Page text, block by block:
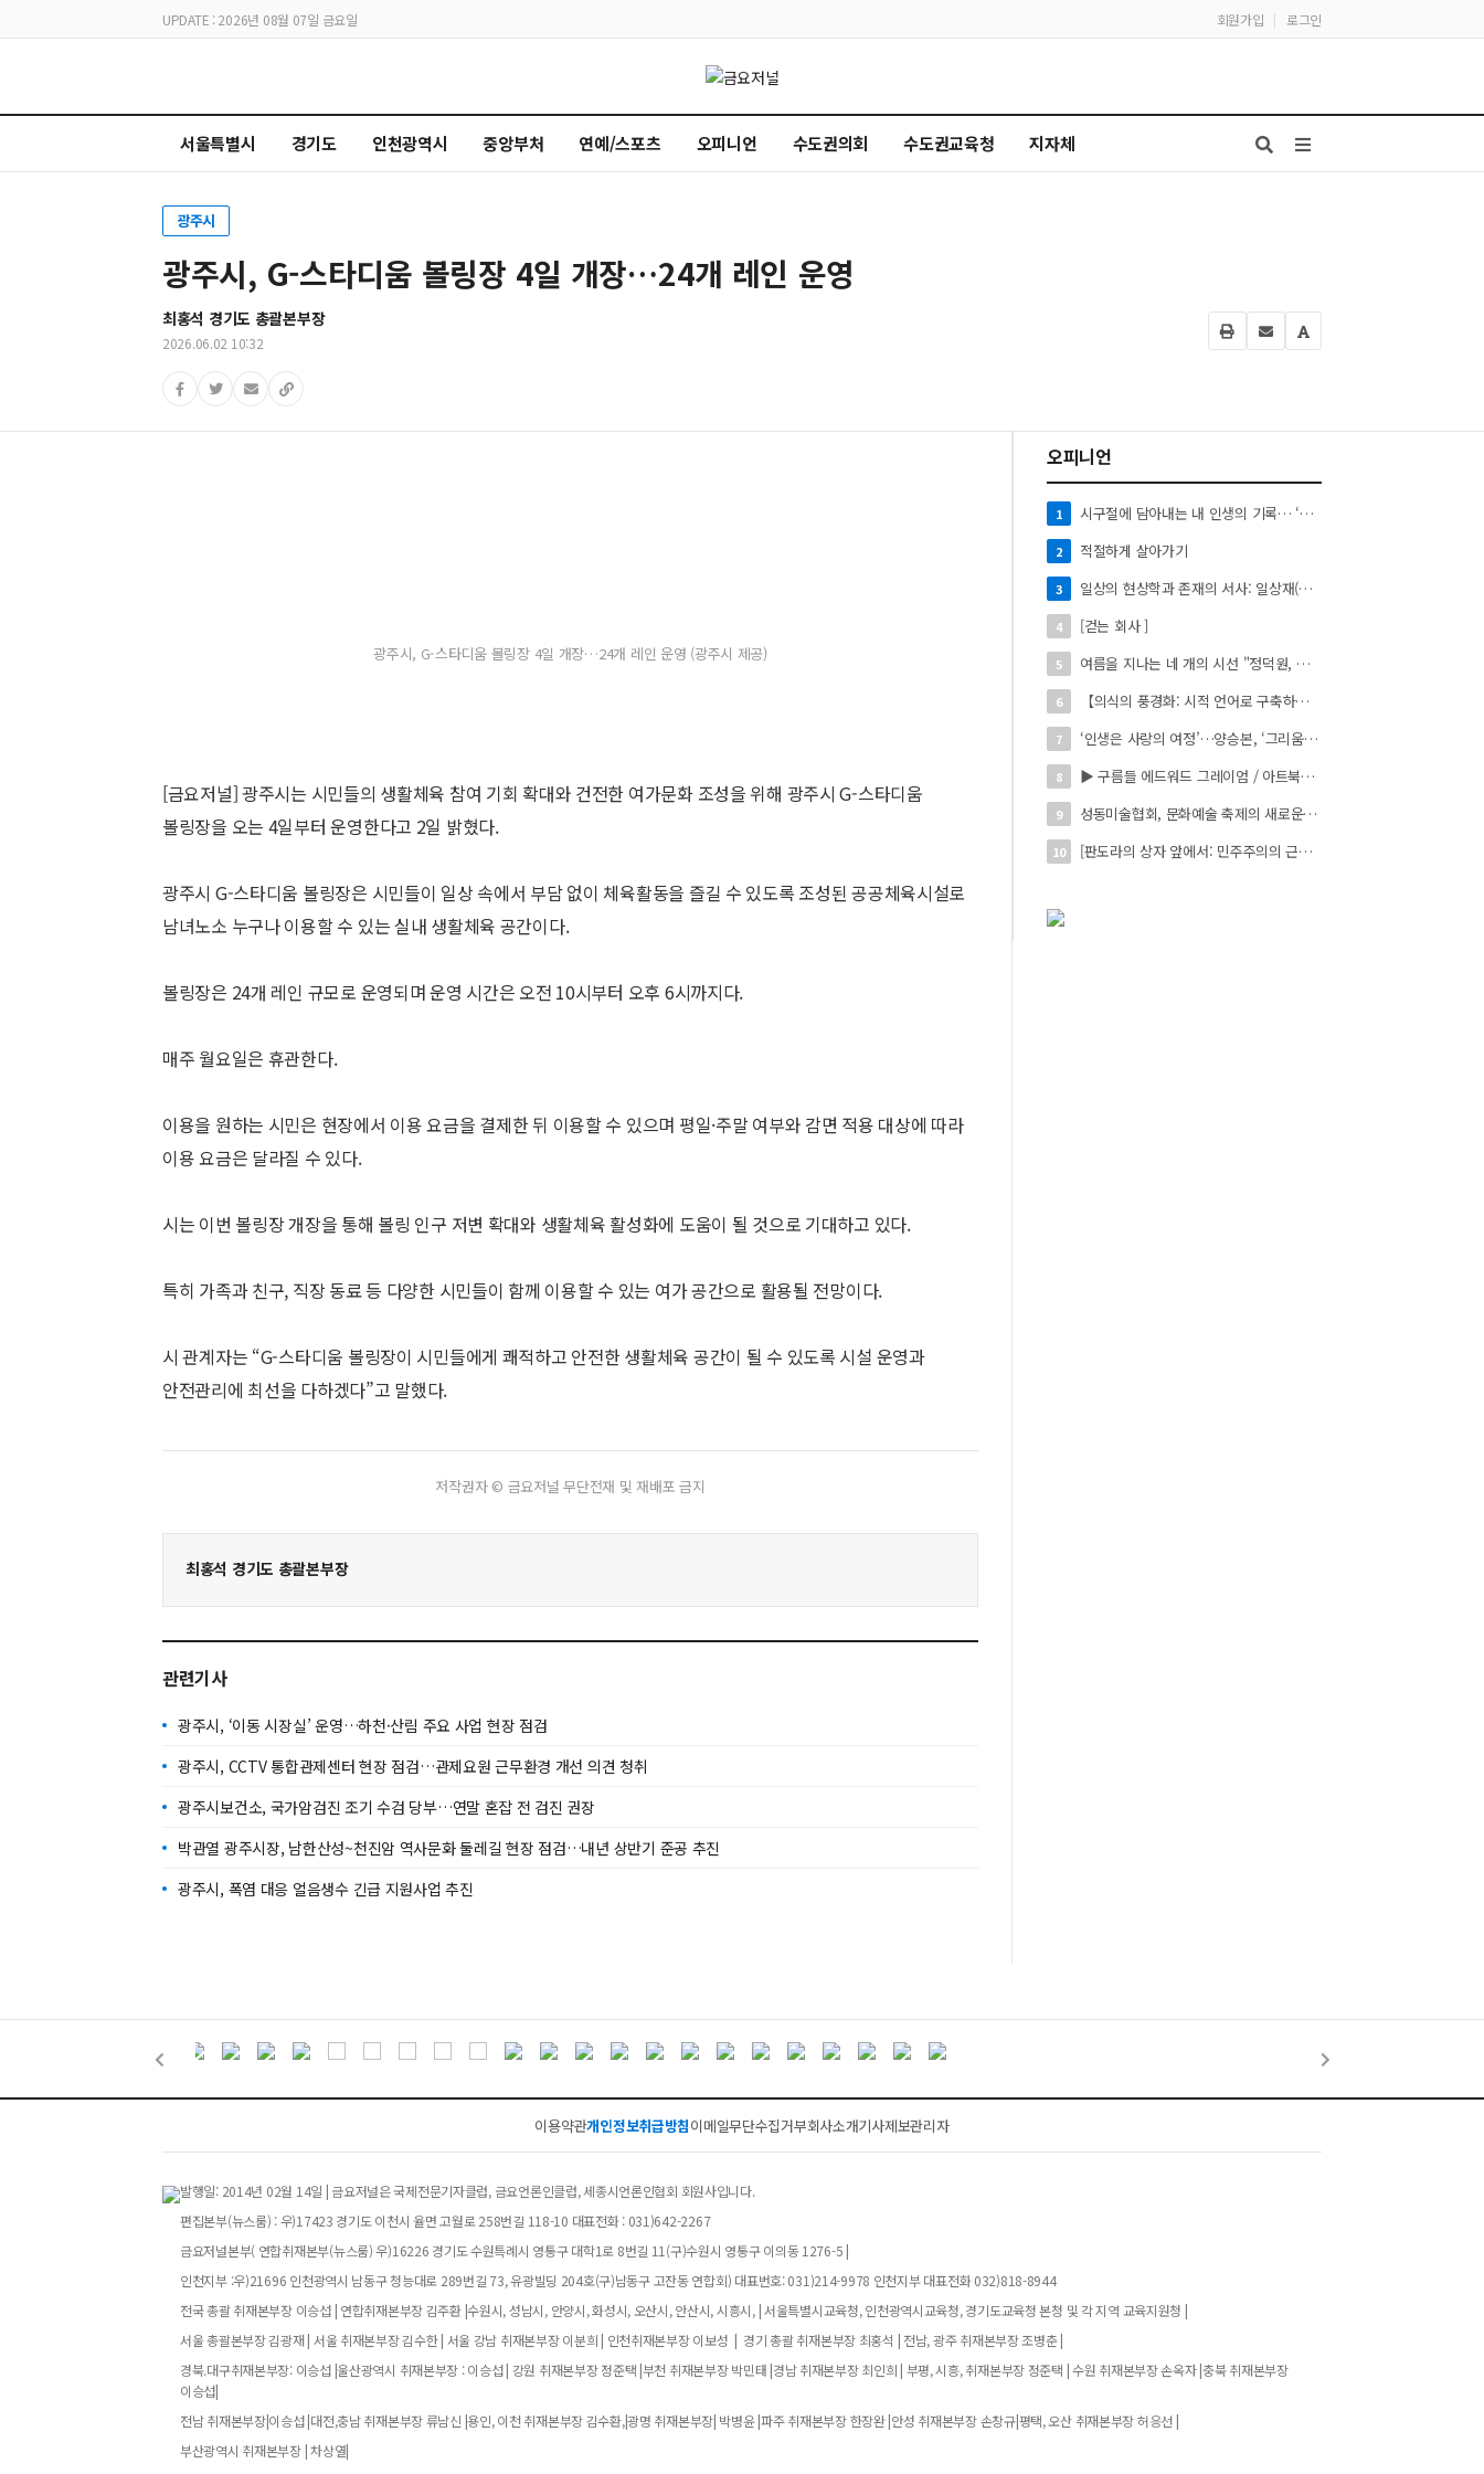
UPDATE : 2026년 08월 07일 금요일 회원가입 | 로그인
서울특별시 경기도 인천광역시 중앙부처 연예/스포츠 오피니언 수도권의회 수도권교육청 지자체
광주시
광주시, G-스타디움 볼링장 4일 개장…24개 레인 운영
최홍석 경기도 총괄본부장
2026.06.02 10:32
광주시, G-스타디움 볼링장 4일 개장…24개 레인 운영 (광주시 제공)
[금요저널] 광주시는 시민들의 생활체육 참여 기회 확대와 건전한 여가문화 조성을 위해 광주시 G-스타디움
볼링장을 오는 4일부터 운영한다고 2일 밝혔다.
광주시 G-스타디움 볼링장은 시민들이 일상 속에서 부담 없이 체육활동을 즐길 수 있도록 조성된 공공체육시설로
남녀노소 누구나 이용할 수 있는 실내 생활체육 공간이다.
볼링장은 24개 레인 규모로 운영되며 운영 시간은 오전 10시부터 오후 6시까지다.
매주 월요일은 휴관한다.
이용을 원하는 시민은 현장에서 이용 요금을 결제한 뒤 이용할 수 있으며 평일·주말 여부와 감면 적용 대상에 따라
이용 요금은 달라질 수 있다.
시는 이번 볼링장 개장을 통해 볼링 인구 저변 확대와 생활체육 활성화에 도움이 될 것으로 기대하고 있다.
특히 가족과 친구, 직장 동료 등 다양한 시민들이 함께 이용할 수 있는 여가 공간으로 활용될 전망이다.
시 관계자는 “G-스타디움 볼링장이 시민들에게 쾌적하고 안전한 생활체육 공간이 될 수 있도록 시설 운영과
안전관리에 최선을 다하겠다”고 말했다.
저작권자 © 금요저널 무단전재 및 재배포 금지
최홍석 경기도 총괄본부장
관련기사
광주시, ‘이동 시장실’ 운영…하천·산림 주요 사업 현장 점검
광주시, CCTV 통합관제센터 현장 점검…관제요원 근무환경 개선 의견 청취
광주시보건소, 국가암검진 조기 수검 당부…연말 혼잡 전 검진 권장
박관열 광주시장, 남한산성~천진암 역사문화 둘레길 현장 점검…내년 상반기 준공 추진
광주시, 폭염 대응 얼음생수 긴급 지원사업 추진
오피니언
1 시구절에 담아내는 내 인생의 기록… ‘시로 쓰는 자서전’
2 적절하게 살아가기
3 일상의 현상학과 존재의 서사: 일상재(日常材)의 시적 환치와 자아 성찰】
4 [걷는 회사 ]
5 여름을 지나는 네 개의 시선 "정덕원, 나지윤, 민선홍, 정윤하 작가" 4인 展
6 【의식의 풍경화: 시적 언어로 구축하는 실존의 미학】
7 ‘인생은 사랑의 여정’…양승본, ‘그리움의 빛’
8 ▶ 구름들 에드워드 그레이엄 / 아트북스 / 288쪽
9 성동미술협회, 문화예술 축제의 새로운 시작 ‘2026 서울숲 국제 아트 페스타’ 개최
10 [판도라의 상자 앞에서: 민주주의의 근원을 묻다]
이용약관개인정보취급방침이메일무단수집거부회사소개기사제보관리자
발행일: 2014년 02월 14일 | 금요저널은 국제전문기자클럽, 금요언론인클럽, 세종시언론인협회 회원사입니다.
편집본부(뉴스룸) : 우)17423 경기도 이천시 율면 고월로 258번길 118-10 대표전화 : 031)642-2267
금요저널본부( 연합취재본부(뉴스룸) 우)16226 경기도 수원특례시 영통구 대학1로 8번길 11(구)수원시 영통구 이의동 1276-5 |
인천지부 :우)21696 인천광역시 남동구 청능대로 289번길 73, 유광빌딩 204호(구)남동구 고잔동 연합회) 대표번호: 031)214-9978 인천지부 대표전화 032)818-8944
전국 총괄 취재본부장 이승섭 | 연합취재본부장 김주환 |수원시, 성남시, 안양시, 화성시, 오산시, 안산시, 시흥시, | 서울특별시교육청, 인천광역시교육청, 경기도교육청 본청 및 각 지역 교육지원청 |
서울 총괄본부장 김광재 | 서울 취재본부장 김수한 | 서울 강남 취재본부장 이분희 | 인천취재본부장 이보성 | 경기 총괄 취재본부장 최홍석 | 전남, 광주 취재본부장 조병춘 |
경북.대구취재본부장: 이승섭 |울산광역시 취재본부장 : 이승섭 | 강원 취재본부장 정준택 |부천 취재본부장 박민태 |경남 취재본부장 최인희 | 부평, 시흥, 취재본부장 정준택 | 수원 취재본부장 손옥자 |충북 취재본부장
이승섭|
전남 취재본부장|이승섭 |대전,충남 취재본부장 류남신 |용인, 이천 취재본부장 김수환,|광명 취재본부장| 박병윤 |파주 취재본부장 한장완 |안성 취재본부장 손창규|평택, 오산 취재본부장 허응선 |
부산광역시 취재본부장 | 차상열|